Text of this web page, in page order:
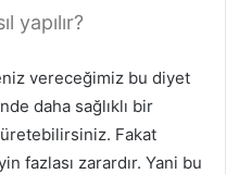
yapılır?
vereceğimiz bu diyet
daha sağlıklı bir
Fakat
fazlası zarardır. Yani bu